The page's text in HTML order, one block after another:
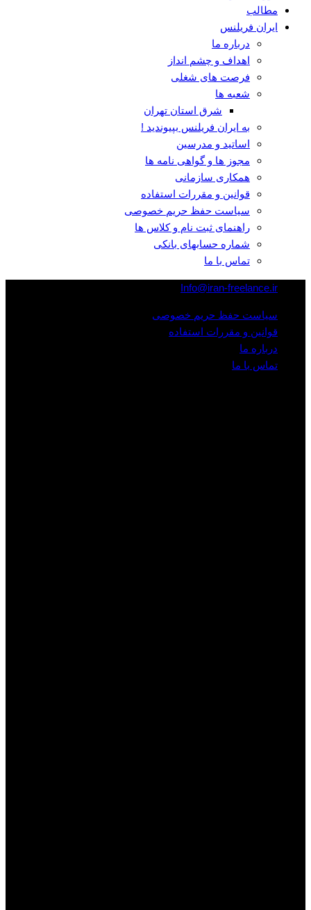
مطالب
ایران فریلنس
درباره ما
اهداف و چشم انداز
فرصت های شغلی
شعبه ها
شرق استان تهران
به ایران فریلنس بپیوندید !
اساتید و مدرسین
مجوز ها و گواهی نامه ها
همکاری سازمانی
قوانین و مقررات استفاده
سیاست حفظ حریم خصوصی
راهنمای ثبت نام و کلاس ها
شماره حسابهای بانکی
تماس با ما
Info@iran-freelance.ir
سیاست حفظ حریم خصوصی
قوانین و مقررات استفاده
درباره ما
تماس با ما